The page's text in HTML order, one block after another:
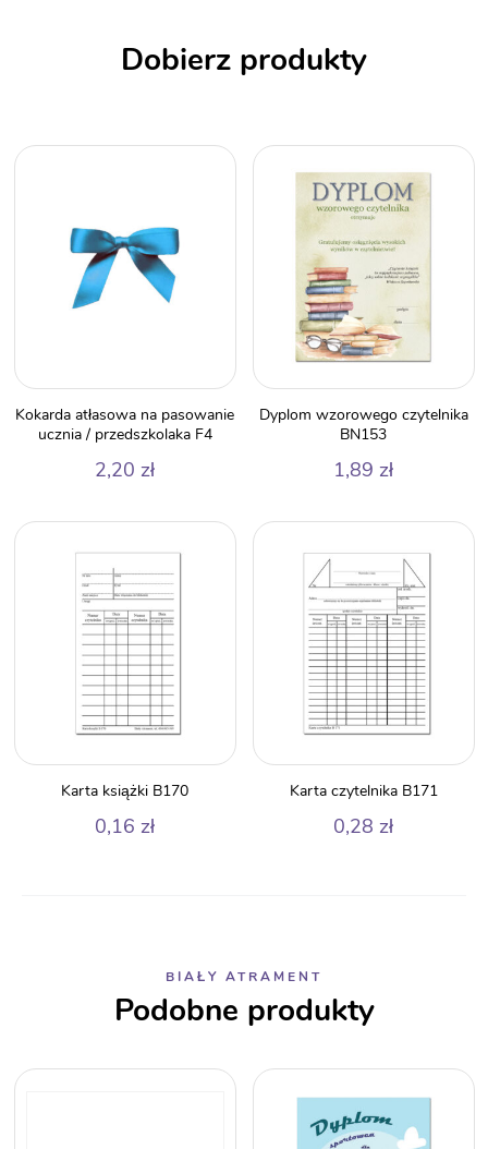
Dobierz produkty
Kokarda atłasowa na pasowanie
ucznia / przedszkolaka F4
2,20 zł
Dyplom wzorowego czytelnika
BN153
1,89 zł
Karta książki B170
0,16 zł
Karta czytelnika B171
0,28 zł
BIAŁY ATRAMENT
Podobne produkty